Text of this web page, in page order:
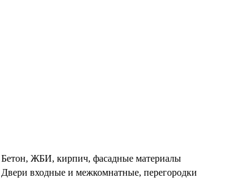
Бетон, ЖБИ, кирпич, фасадные материалы
Двери входные и межкомнатные, перегородки